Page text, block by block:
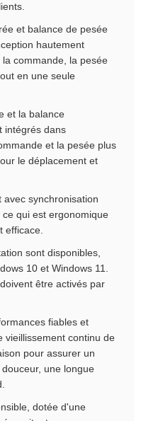
et balance de pesée
hautement
commande, la pesée
en une seule
et la balance
intégrés dans
et la pesée plus
le déplacement et
synchronisation
qui est ergonomique
efficace.
sont disponibles,
10 et Windows 11.
être activés par
fiables et
vieillissement continu de
pour assurer un
une longue
dotée d'une